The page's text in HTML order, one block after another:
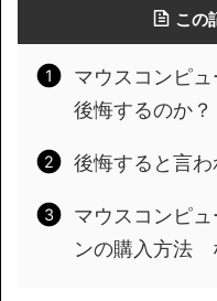
この
マウスコンピ
後悔するのか？
後悔すると言
マウスコンピ
ンの購入方法